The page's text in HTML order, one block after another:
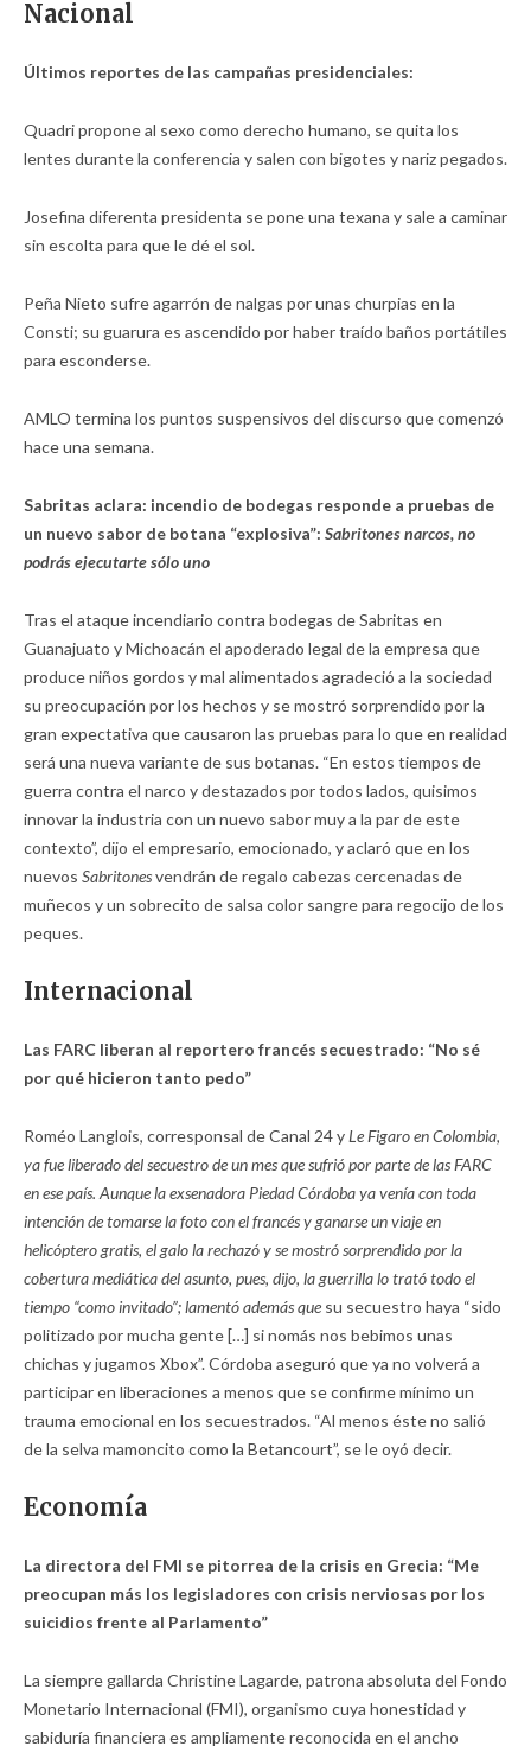
Nacional
Últimos reportes de las campañas presidenciales:
Quadri propone al sexo como derecho humano, se quita los
lentes durante la conferencia y salen con bigotes y nariz pegados.
Josefina diferenta presidenta se pone una texana y sale a caminar
sin escolta para que le dé el sol.
Peña Nieto sufre agarrón de nalgas por unas churpias en la
Consti; su guarura es ascendido por haber traído baños portátiles
para esconderse.
AMLO termina los puntos suspensivos del discurso que comenzó
hace una semana.
Sabritas aclara: incendio de bodegas responde a pruebas de
un nuevo sabor de botana “explosiva”: Sabritones narcos, no
podrás ejecutarte sólo uno
Tras el ataque incendiario contra bodegas de Sabritas en
Guanajuato y Michoacán el apoderado legal de la empresa que
produce niños gordos y mal alimentados agradeció a la sociedad
su preocupación por los hechos y se mostró sorprendido por la
gran expectativa que causaron las pruebas para lo que en realidad
será una nueva variante de sus botanas. “En estos tiempos de
guerra contra el narco y destazados por todos lados, quisimos
innovar la industria con un nuevo sabor muy a la par de este
contexto”, dijo el empresario, emocionado, y aclaró que en los
nuevos Sabritonesvendrán de regalo cabezas cercenadas de
muñecos y un sobrecito de salsa color sangre para regocijo de los
peques.
Internacional
Las FARC liberan al reportero francés secuestrado: “No sé
por qué hicieron tanto pedo”
Roméo Langlois, corresponsal de Canal 24 yLe Figaro en Colombia,
ya fue liberado del secuestro de un mes que sufrió por parte de las FARC
en ese país. Aunque la exsenadora Piedad Córdoba ya venía con toda
intención de tomarse la foto con el francés y ganarse un viaje en
helicóptero gratis, el galo la rechazó y se mostró sorprendido por la
cobertura mediática del asunto, pues, dijo, la guerrilla lo trató todo el
tiempo “como invitado”; lamentó además que su secuestro haya “sido
politizado por mucha gente […] si nomás nos bebimos unas
chichas y jugamos Xbox”. Córdoba aseguró que ya no volverá a
participar en liberaciones a menos que se confirme mínimo un
trauma emocional en los secuestrados. “Al menos éste no salió
de la selva mamoncito como la Betancourt”, se le oyó decir.
Economía
La directora del FMI se pitorrea de la crisis en Grecia: “Me
preocupan más los legisladores con crisis nerviosas por los
suicidios frente al Parlamento”
La siempre gallarda Christine Lagarde, patrona absoluta del Fondo
Monetario Internacional (FMI), organismo cuya honestidad y
sabiduría financiera es ampliamente reconocida en el ancho